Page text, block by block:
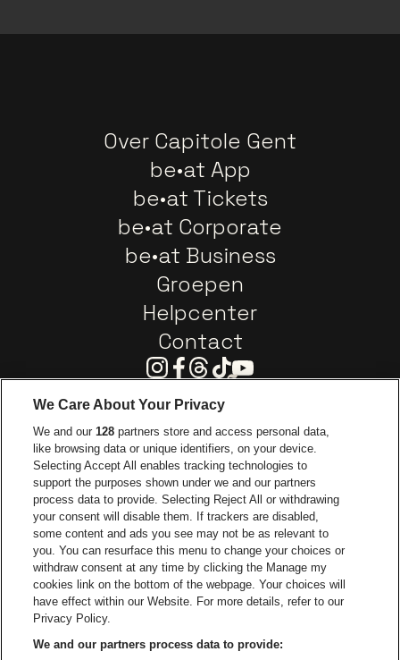
Over Capitole Gent
be•at App
be•at Tickets
be•at Corporate
be•at Business
Groepen
Helpcenter
Contact
Instagram
Facebook
Threads
TiktokYoutube
Ga naar de website van Europcar
Ga naar de
Ga naar de website van Coca-Cola
Ga naar de website van
Ga naar
Ga naar de website van Champagne
Ga naar de website
Ga naar de website van Het logo van
Ga naar de website
Ga naar de
Ga naar
Capitole Gent is een deel van be•at
Capitole Gent
Graaf Van Vlaanderenplein 5, 9000 Gent
Be-At Venues
We Care About Your Privacy
We and our128 partners store and access personal data,
like browsing data or unique identifiers, on your device.
Selecting Accept All enables tracking technologies to
support the purposes shown under we and our partners
process data to provide. Selecting Reject All or withdrawing
your consent will disable them. If trackers are disabled,
some content and ads you see may not be as relevant to
you. You can resurface this menu to change your choices or
withdraw consent at any time by clicking the Manage my
cookies link on the bottom of the webpage. Your choices will
have effect within our Website. For more details, refer to our
Privacy Policy.
We and our partners process data to provide: